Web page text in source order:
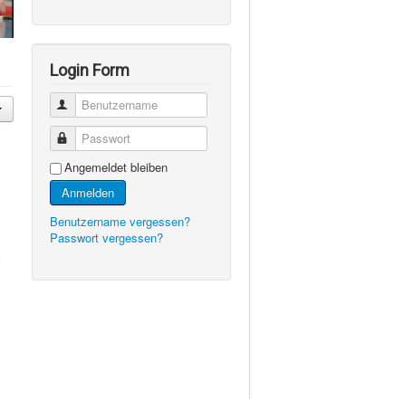
Login Form
Benutzername
Passwort
Angemeldet bleiben
Anmelden
Benutzername vergessen?
Passwort vergessen?